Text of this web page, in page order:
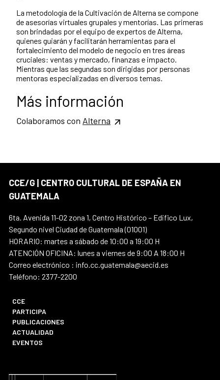
La metodología de la Cultivación de Alterna se compone
de asesorías virtuales grupales y mentorías. Las primeras
son brindadas por el equipo de expertos de Alterna,
quienes guiarán y facilitarán herramientas para el
fortalecimiento del modelo de negocio en tres áreas
cruciales: ventas y mercado, finanzas e impacto.
Mientras que las segundas son dirigidas por personas
mentoras especializadas en diversos temas.
Más información
Colaboramos con Alterna
CCE/G | CENTRO CULTURAL DE ESPAÑA EN
GUATEMALA
6ta. Avenida 11-02 zona 1, Centro Histórico – Edifico Lux,
Segundo nivel Ciudad de Guatemala (01001)
HORARIO: martes a sábado de 10:00 a 19:00 H
ATENCIÓN OFICINA: lunes a viernes de 9:00 A 18:00 H
Correo electrónico : info.cc.guatemala@aecid.es
Teléfono: 2377-2200
CCE
PARTICIPA
PUBLICACIONES
ACTUALIDAD
EVENTOS